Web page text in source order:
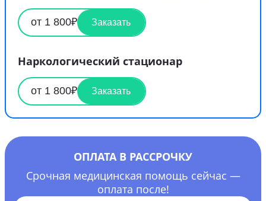
от 1 800₽ Заказать
Наркологический стационар
от 1 800₽ Заказать
ОПЛАТА В РАССРОЧКУ
Срочная медицинская помощь сейчас —
оплата после!